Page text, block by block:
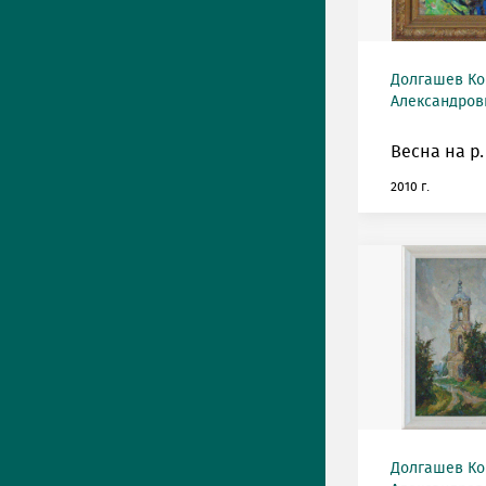
Долгашев
Весна на
2010 г.
Долгашев